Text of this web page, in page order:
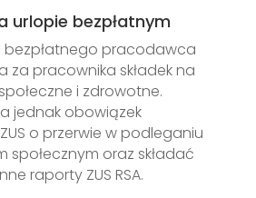
urlopie bezpłatnym
bezpłatnego pracodawca
za pracownika składek na
i zdrowotne.
jednak obowiązek
o przerwie w podleganiu
społecznym oraz składać
raporty ZUS RSA.